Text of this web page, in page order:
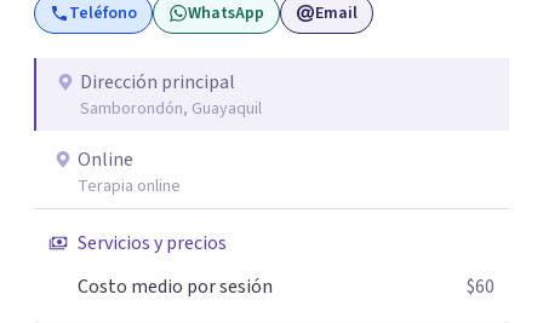
Teléfono WhatsApp Email
Dirección principal
Samborondón, Guayaquil
Online
Terapia online
Servicios y precios
Costo medio por sesión
$60